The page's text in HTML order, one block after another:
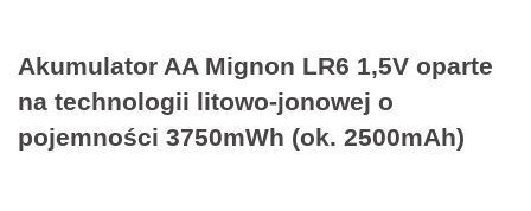
Akumulator AA Mignon LR6 1,5V oparte
na technologii litowo-jonowej o
pojemności 3750mWh (ok. 2500mAh)